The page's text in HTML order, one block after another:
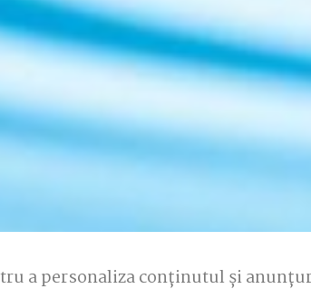
a personaliza conținutul și